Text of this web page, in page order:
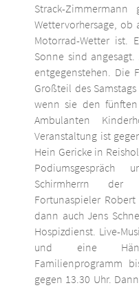
Strack-
Wettervorhersage, ob
Motorrad-Wetter ist.
Sonne sind
entgegenstehen. Die
Großteil des
wenn sie den fünften
Ambulanten
Veranstaltung ist
Hein Gericke in
Schirmherrn der
Fortunaspieler
dann auch Jens
Hospizdienst. Live-
und eine
Familienprogramm
gegen 13.30 Uhr.